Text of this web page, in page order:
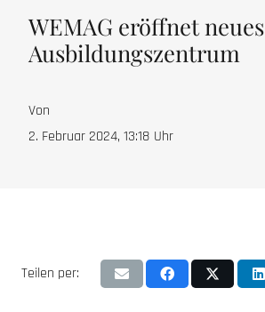
WEMAG eröffnet neues
Ausbildungszentrum
Von
2. Februar 2024, 13:18 Uhr
Teilen per: